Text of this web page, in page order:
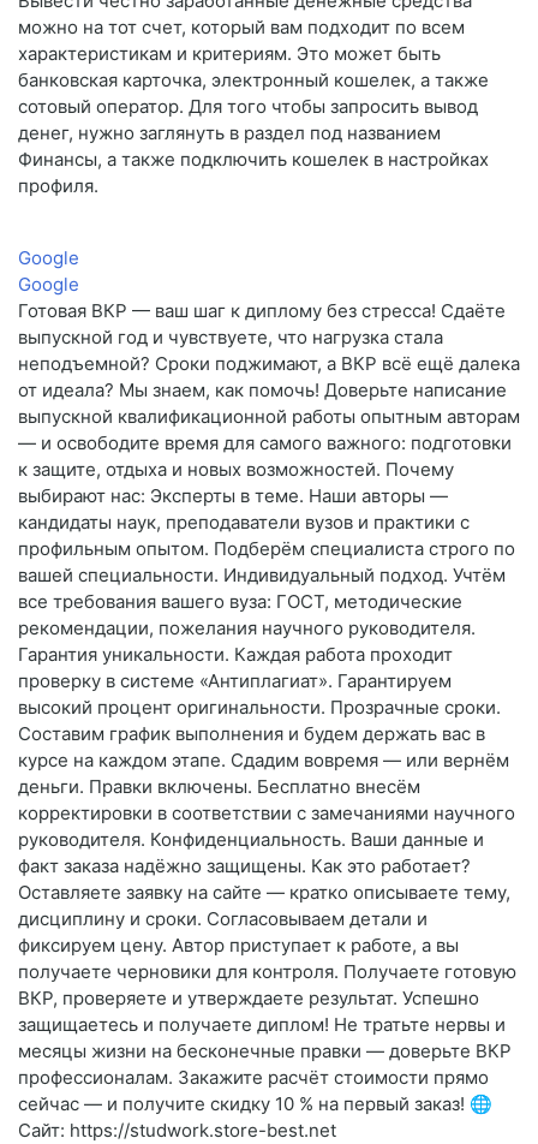
можно на тот счет, который вам подходит по всем
характеристикам и критериям. Это может быть
банковская карточка, электронный кошелек, а также
сотовый оператор. Для того чтобы запросить вывод
денег, нужно заглянуть в раздел под названием
Финансы, а также подключить кошелек в настройках
профиля.
Google
Google
Готовая ВКР — ваш шаг к диплому без стресса! Сдаёте
выпускной год и чувствуете, что нагрузка стала
неподъемной? Сроки поджимают, а ВКР всё ещё далека
от идеала? Мы знаем, как помочь! Доверьте написание
выпускной квалификационной работы опытным авторам
— и освободите время для самого важного: подготовки
к защите, отдыха и новых возможностей. Почему
выбирают нас: Эксперты в теме. Наши авторы —
кандидаты наук, преподаватели вузов и практики с
профильным опытом. Подберём специалиста строго по
вашей специальности. Индивидуальный подход. Учтём
все требования вашего вуза: ГОСТ, методические
рекомендации, пожелания научного руководителя.
Гарантия уникальности. Каждая работа проходит
проверку в системе «Антиплагиат». Гарантируем
высокий процент оригинальности. Прозрачные сроки.
Составим график выполнения и будем держать вас в
курсе на каждом этапе. Сдадим вовремя — или вернём
деньги. Правки включены. Бесплатно внесём
корректировки в соответствии с замечаниями научного
руководителя. Конфиденциальность. Ваши данные и
факт заказа надёжно защищены. Как это работает?
Оставляете заявку на сайте — кратко описываете тему,
дисциплину и сроки. Согласовываем детали и
фиксируем цену. Автор приступает к работе, а вы
получаете черновики для контроля. Получаете готовую
ВКР, проверяете и утверждаете результат. Успешно
защищаетесь и получаете диплом! Не тратьте нервы и
месяцы жизни на бесконечные правки — доверьте ВКР
профессионалам. Закажите расчёт стоимости прямо
сейчас — и получите скидку 10 % на первый заказ! 🌐
Сайт: https://studwork.store-best.net